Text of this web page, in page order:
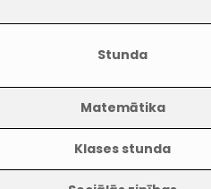
Stunda
Matemātika
Klases stunda